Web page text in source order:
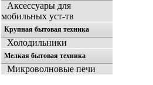
Аксессуары для
мобильных уст-тв
Крупная бытовая техника
Холодильники
Мелкая бытовая техника
Микроволновые печи